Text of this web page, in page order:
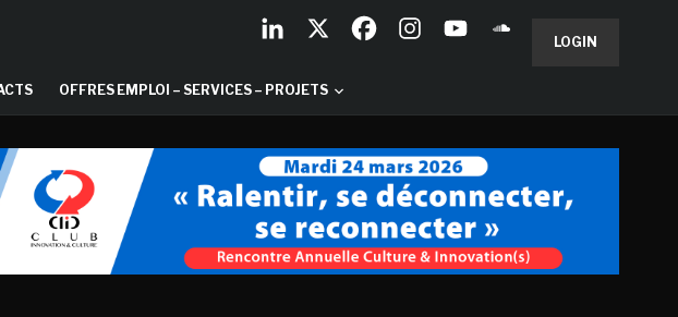
LOGIN
OFFRES EMPLOI – SERVICES – PROJETS